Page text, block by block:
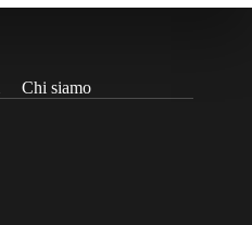
Chi siamo